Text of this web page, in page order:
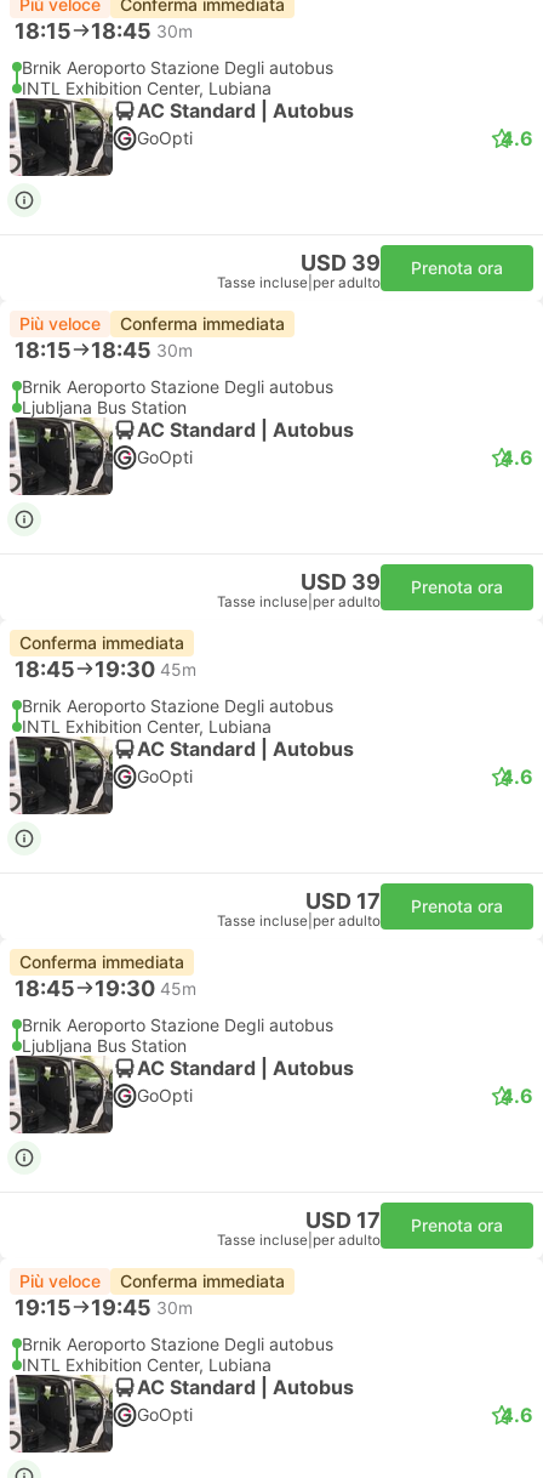
Più veloce Conferma immediata
18:15 18:45 30m
Brnik Aeroporto Stazione Degli autobus
INTL Exhibition Center, Lubiana
AC Standard | Autobus
GoOpti 4.6
USD 39
Tasse incluse per adulto
Prenota ora
Più veloce Conferma immediata
18:15 18:45 30m
Brnik Aeroporto Stazione Degli autobus
Ljubljana Bus Station
AC Standard | Autobus
GoOpti 4.6
USD 39
Tasse incluse per adulto
Prenota ora
Conferma immediata
18:45 19:30 45m
Brnik Aeroporto Stazione Degli autobus
INTL Exhibition Center, Lubiana
AC Standard | Autobus
GoOpti 4.6
USD 17
Tasse incluse per adulto
Prenota ora
Conferma immediata
18:45 19:30 45m
Brnik Aeroporto Stazione Degli autobus
Ljubljana Bus Station
AC Standard | Autobus
GoOpti 4.6
USD 17
Tasse incluse per adulto
Prenota ora
Più veloce Conferma immediata
19:15 19:45 30m
Brnik Aeroporto Stazione Degli autobus
INTL Exhibition Center, Lubiana
AC Standard | Autobus
GoOpti 4.6